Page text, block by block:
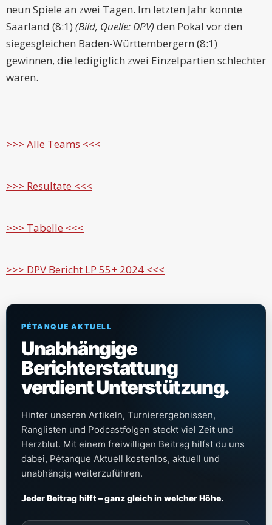
neun Spiele an zwei Tagen. Im letzten Jahr konnte
Saarland (8:1) (Bild, Quelle: DPV)den Pokal vor den
siegesgleichen Baden-Württembergern (8:1)
gewinnen, die ledigiglich zwei Einzelpartien schlechter
waren.
>>> Alle Teams <<<
>>> Resultate <<<
>>> Tabelle <<<
>>> DPV Bericht LP 55+ 2024 <<<
PÉTANQUE AKTUELL
Unabhängige
Berichterstattung
verdient Unterstützung.
Hinter unseren Artikeln, Turnierergebnissen,
Ranglisten und Podcastfolgen steckt viel Zeit und
Herzblut. Mit einem freiwilligen Beitrag hilfst du uns
dabei, Pétanque Aktuell kostenlos, aktuell und
unabhängig weiterzuführen.
Jeder Beitrag hilft – ganz gleich in welcher Höhe.